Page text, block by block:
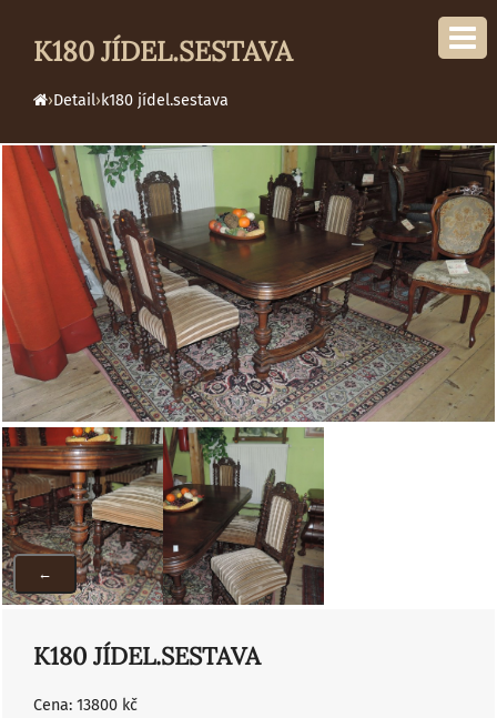
K180 JÍDEL.SESTAVA
›Detail› k180 jídel.sestava
←
K180 JÍDEL.SESTAVA
Cena: 13800 kč